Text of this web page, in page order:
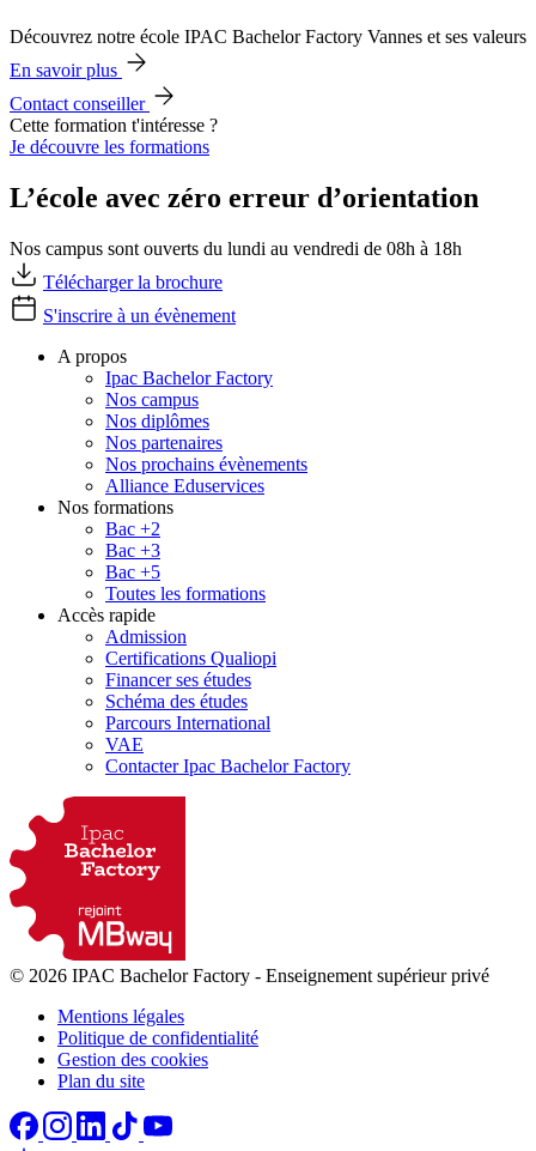
Découvrez notre école IPAC Bachelor Factory Vannes et ses valeurs
En savoir plus
Contact conseiller
Cette formation t'intéresse ?
Je découvre les formations
L’école avec zéro erreur d’orientation
Nos campus sont ouverts du lundi au vendredi de 08h à 18h
Télécharger la brochure
S'inscrire à un évènement
A propos
Ipac Bachelor Factory
Nos campus
Nos diplômes
Nos partenaires
Nos prochains évènements
Alliance Eduservices
Nos formations
Bac +2
Bac +3
Bac +5
Toutes les formations
Accès rapide
Admission
Certifications Qualiopi
Financer ses études
Schéma des études
Parcours International
VAE
Contacter Ipac Bachelor Factory
© 2026 IPAC Bachelor Factory - Enseignement supérieur privé
Mentions légales
Politique de confidentialité
Gestion des cookies
Plan du site